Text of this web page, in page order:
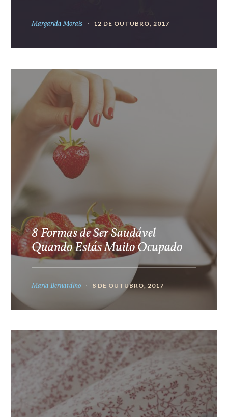
Margarida Morais 12 DE OUTUBRO, 2017
8 Formas de Ser Saudável
Quando Estás Muito Ocupado
Maria Bernardino 8 DE OUTUBRO, 2017